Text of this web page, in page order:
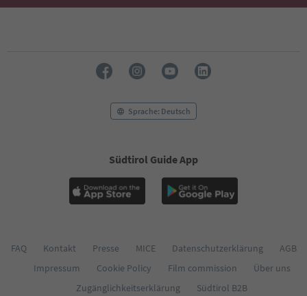
Sprache: Deutsch
Südtirol Guide App
FAQ Kontakt Presse MICE Datenschutzerklärung
AGB
Impressum
Cookie Policy Film commission
Über uns
Zugänglichkeitserklärung
Südtirol B2B